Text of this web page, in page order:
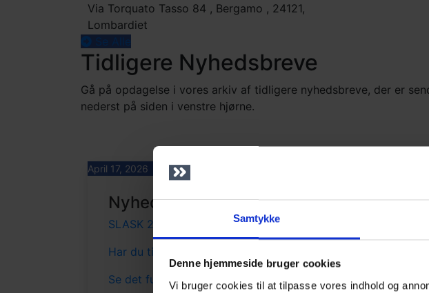
Samtykke
Denne hjemmeside bruger cookies
Vi bruger cookies til at tilpasse vores indhold og
Via Torquato Tasso 84 , Bergamo , 24121,
Lombardiet
Se Alle
Tidligere Nyhedsbreve
Gå på opdagelse i vores arkiv af tidligere nyhedsbreve, der er
nederst på siden i venstre hjørne.
April 17, 2026
Nyhedsbrev
SLASK 2026
Har du tilmeldt dig konferencen?
Se det fulde program!
SLASK
Se det